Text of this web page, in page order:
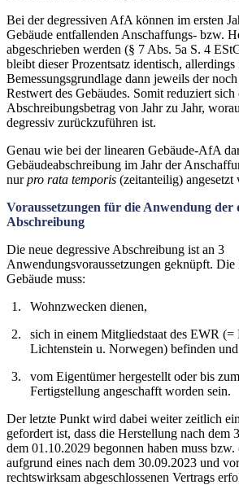
Bei der degressiven AfA können im ersten
Gebäude entfallenden Anschaffungs- bzw.
abgeschrieben werden (§ 7 Abs. 5a S. 4
bleibt dieser Prozentsatz identisch, allerdings
Bemessungsgrundlage dann jeweils der
Restwert des Gebäudes. Somit reduziert sich
Abschreibungsbetrag von Jahr zu Jahr,
degressiv zurückzuführen ist.
Genau wie bei der linearen Gebäude-AfA
Gebäudeabschreibung im Jahr der
nurpro rata temporis (zeitanteilig) angesetzt
Voraussetzungen für die Anwendung der
Abschreibung
Die neue degressive Abschreibung ist an 3
Anwendungsvoraussetzungen geknüpft.
Gebäude muss:
Wohnzwecken dienen,
sich in einem Mitgliedstaat des EWR (=
Lichtenstein u. Norwegen) befinden und
vom Eigentümer hergestellt oder bis
Fertigstellung angeschafft worden sein.
Der letzte Punkt wird dabei weiter zeitlich
gefordert ist, dass die Herstellung nach dem
dem 01.10.2029 begonnen haben muss
aufgrund eines nach dem 30.09.2023 und
rechtswirksam abgeschlossenen Vertrags